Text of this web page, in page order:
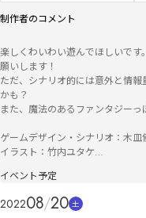
制作者のコメント
楽しくわいわい遊んでほしいです
願いします！
ただ、シナリオ的には意外と情
かも？
また、魔法のあるファンタジーっ
ゲームデザイン・シナリオ：木皿
イラスト：竹内ユタケ
2023/08/30更新：ウズスタジオv2
2022/07/29更新：タツヒコシナリ
2022/07/14更新：エンディング分
イベント予定
202208 20 土